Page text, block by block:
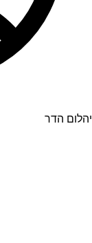
יהלום הדר